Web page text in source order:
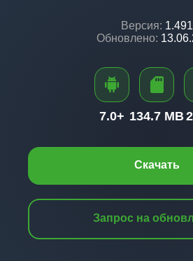
Версия: 1.491
Обновлено:
Скачать
Запрос на
7.0+ 134.7 MB